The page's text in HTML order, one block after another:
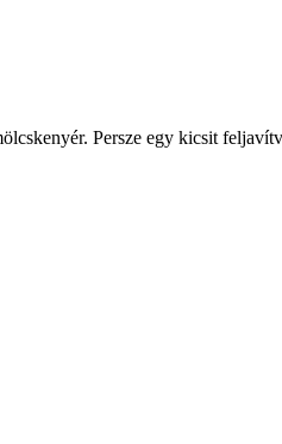
Persze egy kicsit